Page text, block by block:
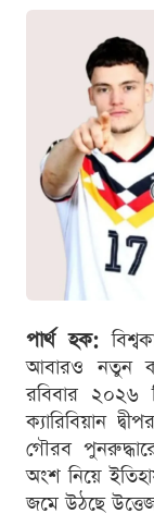
পার্থ হক:
আবারও নতুন
রবিবার ২০২৬
ক্যারিবিয়ান
গৌরব
অংশ নিয়ে
জমে উঠছে